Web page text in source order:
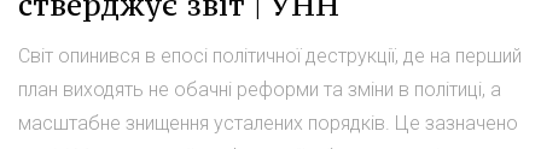
Світ опинився в епосі політичної деструкції, де на перший
план виходять не обачні реформи та зміни в політиці, а
масштабне знищення усталених порядків. Це зазначено